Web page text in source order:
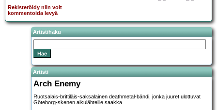
Rekisteröidy niin voit
kommentoida levyä
Artistihaku
Artisti
Arch Enemy
Ruotsalais-brittiläis-saksalainen deathmetal-bändi, jonka juuret ulottuvat
Göteborg-skenen alkulähteille saakka.